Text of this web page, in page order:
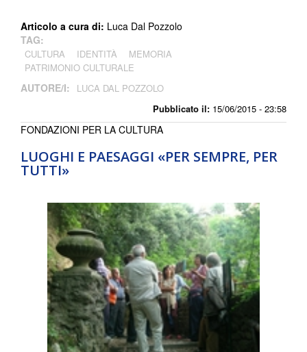
Pubblicato il: 15/06/2015 - 23:58
Articolo a cura di: Luca Dal Pozzolo
TAG:
CULTURA IDENTITÀ
MEMORIA
PATRIMONIO CULTURALE
AUTORE/I: LUCA DAL POZZOLO
LUOGHI E PAESAGGI «PER SEMPRE, PER
TUTTI»
FONDAZIONI PER LA CULTURA